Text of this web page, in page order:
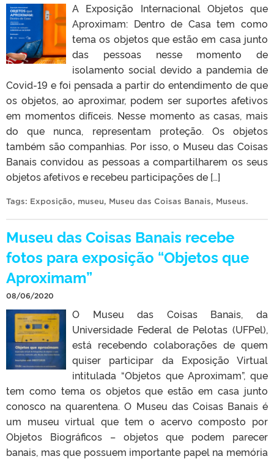
A Exposição Internacional Objetos que
Aproximam: Dentro de Casa tem como
tema os objetos que estão em casa junto
das pessoas nesse momento de
isolamento social devido a pandemia de
Covid-19 e foi pensada a partir do entendimento de que
os objetos, ao aproximar, podem ser suportes afetivos
em momentos difíceis. Nesse momento as casas, mais
do que nunca, representam proteção. Os objetos
também são companhias. Por isso, o Museu das Coisas
Banais convidou as pessoas a compartilharem os seus
objetos afetivos e recebeu participações de […]
Tags: Exposição, museu, Museu das Coisas Banais, Museus.
Museu das Coisas Banais recebe
fotos para exposição “Objetos que
Aproximam”
08/06/2020
O Museu das Coisas Banais, da
Universidade Federal de Pelotas (UFPel),
está recebendo colaborações de quem
quiser participar da Exposição Virtual
intitulada “Objetos que Aproximam”, que
tem como tema os objetos que estão em casa junto
conosco na quarentena. O Museu das Coisas Banais é
um museu virtual que tem o acervo composto por
Objetos Biográficos – objetos que podem parecer
banais, mas que possuem importante papel na memória